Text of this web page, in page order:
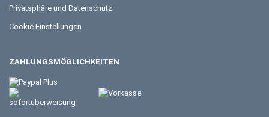
Privatsphäre und Datenschutz
Cookie Einstellungen
ZAHLUNGSMÖGLICHKEITEN